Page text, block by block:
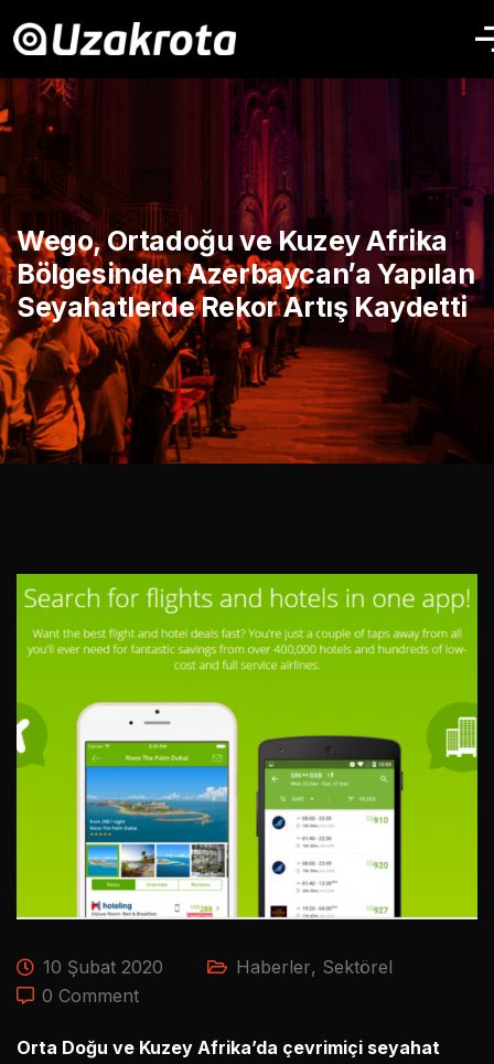
Wego, Ortadoğu ve Kuzey Afrika
Bölgesinden Azerbaycan’a Yapılan
Seyahatlerde Rekor Artış Kaydetti
10 Şubat 2020 Haberler, Sektörel
0 Comment
Orta Doğu ve Kuzey Afrika’da çevrimiçi seyahat